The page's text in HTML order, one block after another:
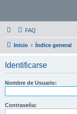
FAQ
Inicio Índice general
Identificarse
Nombre de Usuario:
Contraseña: